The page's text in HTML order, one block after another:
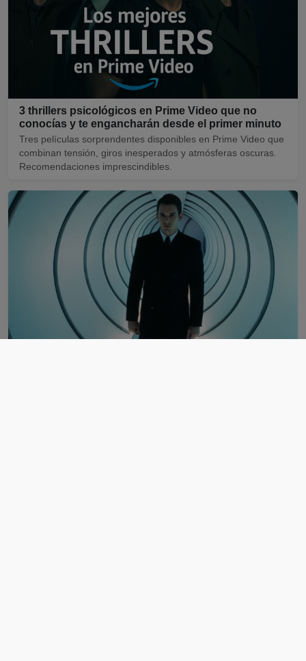
3 thrillers psicológicos en Prime Video que no
conocías y te engancharán desde el primer minuto
Tres películas sorprendentes disponibles en Prime Video que
combinan tensión, giros inesperados y atmósferas oscuras.
Recomendaciones imprescindibles.